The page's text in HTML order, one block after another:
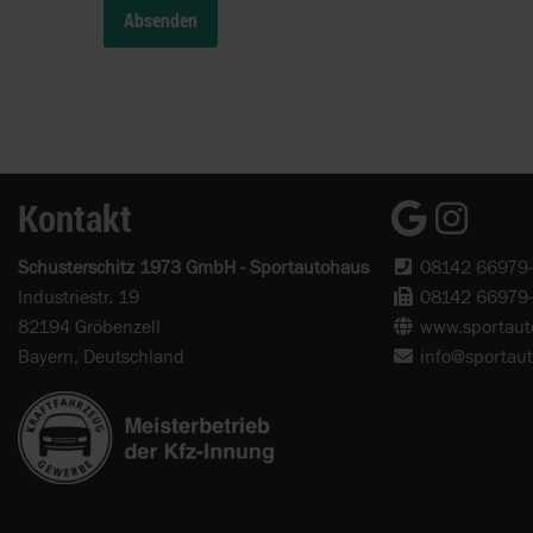
Kontakt
Schusterschitz 1973 GmbH - Sportautohaus
Industriestr. 19
82194 Gröbenzell
Bayern, Deutschland
08142
08142